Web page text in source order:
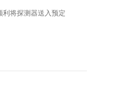
将探测器送入预定